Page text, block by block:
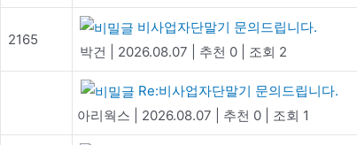
2165
비사업자단말기 문의드립니다.
박건
2026.08.07 추천 0 조회 2
Re:비사업자단말기 문의드립니다.
아리웍스
2026.08.07 추천 0 조회 1